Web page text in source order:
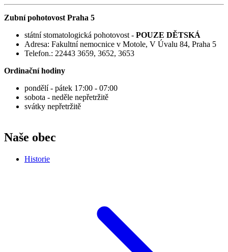
Zubní pohotovost Praha 5
státní stomatologická pohotovost - POUZE DĚTSKÁ
Adresa: Fakultní nemocnice v Motole, V Úvalu 84, Praha 5
Telefon.: 22443 3659, 3652, 3653
Ordinační hodiny
pondělí - pátek 17:00 - 07:00
sobota - neděle nepřetržitě
svátky nepřetržitě
Naše obec
Historie